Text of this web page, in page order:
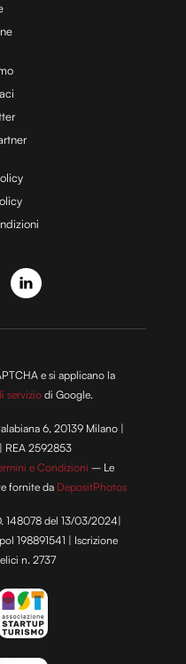
e si applicano la
servizio di Google.
6, 20139 Milano |
REA 2592853
e Condizioni – Le
fornite da DepositPhotos
148078 del 13/03/2024|
198891541 | Iscrizione
n. 2737